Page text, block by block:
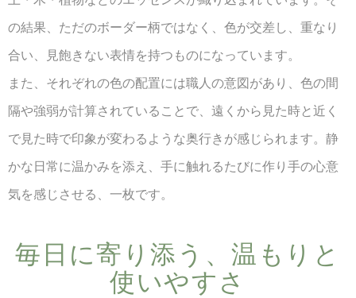
の結果、ただのボーダー柄ではなく、色が交差し、重なり
合い、見飽きない表情を持つものになっています。
また、それぞれの色の配置には職人の意図があり、色の間
隔や強弱が計算されていることで、遠くから見た時と近く
で見た時で印象が変わるような奥行きが感じられます。静
かな日常に温かみを添え、手に触れるたびに作り手の心意
気を感じさせる、一枚です。
毎日に​寄り添う、​温もりと​
使いやすさ